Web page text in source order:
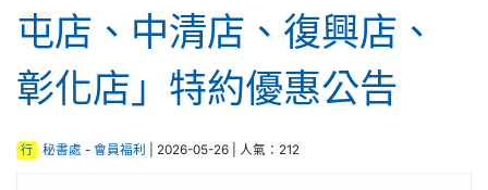
屯店、中清店、復興店、
彰化店」特約優惠公告
行 秘書處 - 會員福利 | 2026-05-26 | 人氣：212